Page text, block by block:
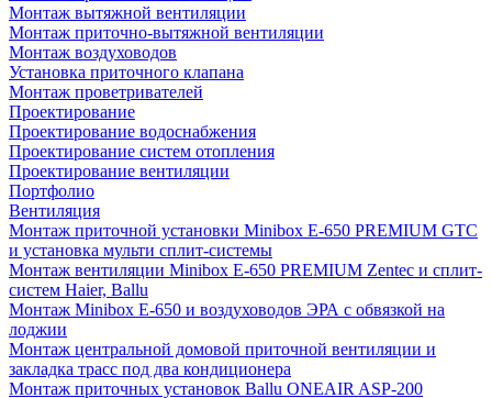
Монтаж вытяжной вентиляции
Монтаж приточно-вытяжной вентиляции
Монтаж воздуховодов
Установка приточного клапана
Монтаж проветривателей
Проектирование
Проектирование водоснабжения
Проектирование систем отопления
Проектирование вентиляции
Портфолио
Вентиляция
Монтаж приточной установки Minibox E-650 PREMIUM GTC
и установка мульти сплит-системы
Монтаж вентиляции Minibox E-650 PREMIUM Zentec и сплит-
систем Haier, Ballu
Монтаж Minibox E-650 и воздуховодов ЭРА с обвязкой на
лоджии
Монтаж центральной домовой приточной вентиляции и
закладка трасс под два кондиционера
Монтаж приточных установок Ballu ONEAIR ASP-200